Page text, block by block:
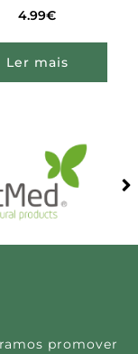
4.99€
Ler mais
promover